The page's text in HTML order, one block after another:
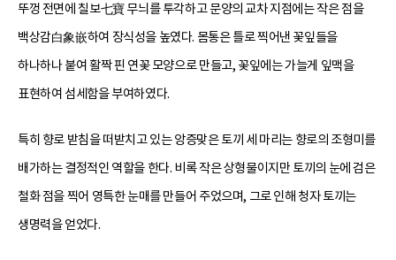
뚜껑 전면에 칠보七寶 무늬를 투각하고 문양의 교차 지점에는 작은 점을
백상감白象嵌하여 장식성을 높였다. 몸통은 틀로 찍어낸 꽃잎들을
하나하나 붙여 활짝 핀 연꽃 모양으로 만들고, 꽃잎에는 가늘게 잎맥을
표현하여 섬세함을 부여하였다.
특히 향로 받침을 떠받치고 있는 앙증맞은 토끼 세 마리는 향로의 조형미를
배가하는 결정적인 역할을 한다. 비록 작은 상형물이지만 토끼의 눈에 검은
철화 점을 찍어 영특한 눈매를 만들어 주었으며, 그로 인해 청자 토끼는
생명력을 얻었다.